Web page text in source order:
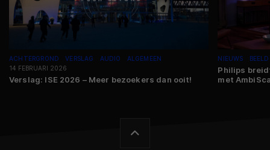
ACHTERGROND VERSLAG AUDIO
ALGEMEEN
14 FEBRUARI 2026
Verslag: ISE 2026 – Meer bezoekers dan ooit!
NIEUWS BEELD
Philips
met